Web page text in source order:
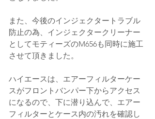
また、今後のインジェクタートラブル
防止の為、インジェクタークリーナー
としてモティーズのM656も同時に施工
させて頂きました。
ハイエースは、エアーフィルターケー
スがフロントバンパー下からアクセス
になるので、下に潜り込んで、エアー
フィルターとケース内の汚れを確認し